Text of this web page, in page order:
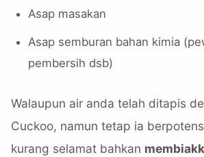
Asap masakan
Asap semburan bahan kimia
pembersih dsb)
Walaupun air anda telah ditapis
Cuckoo, namun tetap ia
kurang selamat bahkan